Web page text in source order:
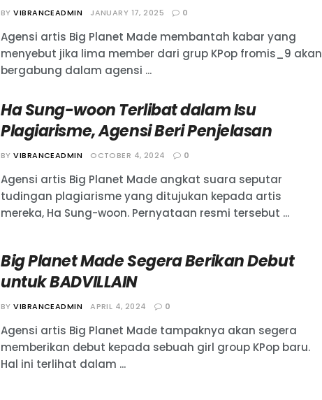
BY VIBRANCEADMIN JANUARY 17, 2025 0
Agensi artis Big Planet Made membantah kabar yang
menyebut jika lima member dari grup KPop fromis_9 akan
bergabung dalam agensi ...
Ha Sung-woon Terlibat dalam Isu
Plagiarisme, Agensi Beri Penjelasan
BY VIBRANCEADMIN OCTOBER 4, 2024 0
Agensi artis Big Planet Made angkat suara seputar
tudingan plagiarisme yang ditujukan kepada artis
mereka, Ha Sung-woon. Pernyataan resmi tersebut ...
Big Planet Made Segera Berikan Debut
untuk BADVILLAIN
BY VIBRANCEADMIN APRIL 4, 2024 0
Agensi artis Big Planet Made tampaknya akan segera
memberikan debut kepada sebuah girl group KPop baru.
Hal ini terlihat dalam ...